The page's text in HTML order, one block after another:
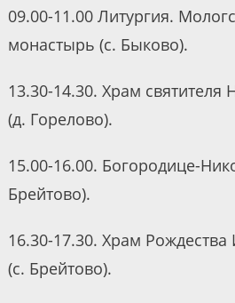
09.00-11.00 Литургия.
монастырь (с. Быково).
13.30-14.30. Храм святителя
(д. Горелово).
15.00-16.00. Богородице-
Брейтово).
16.30-17.30. Храм
(с. Брейтово).